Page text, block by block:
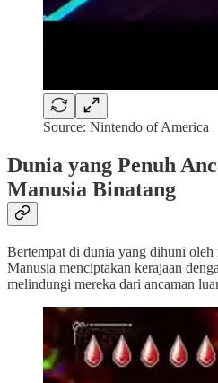
Source: Nintendo of America
Dunia yang Penuh
Manusia Binatang
Bertempat di dunia yang dihuni oleh
Manusia menciptakan kerajaan
melindungi mereka dari ancaman